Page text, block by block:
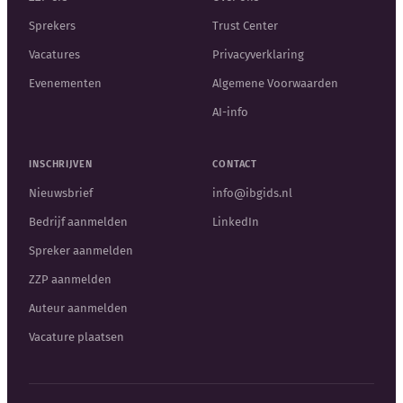
Sprekers
Vacatures
Evenementen
Trust Center
Privacyverklaring
Algemene Voorwaarden
AI-info
INSCHRIJVEN
Nieuwsbrief
Bedrijf aanmelden
Spreker aanmelden
ZZP aanmelden
Auteur aanmelden
Vacature plaatsen
CONTACT
info@ibgids.nl
LinkedIn